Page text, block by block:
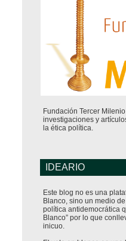
Fundación Tercer
investigaciones y
la ética política.
IDEARIO
Este blog no es una
Blanco, sino un medio
política antidemocrática
Blanco” por lo que
inicuo.